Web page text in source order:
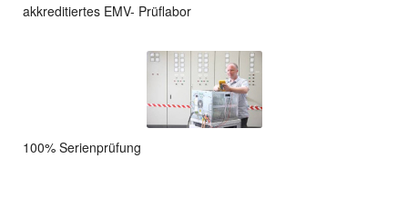
akkreditiertes EMV- Prüflabor
100% Serienprüfung